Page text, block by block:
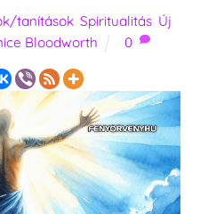
tanítások ,Spiritualitás Új
Bloodworth 0